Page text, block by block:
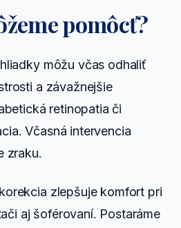
pomôcť?
môžu včas odhaliť
a závažnejšie
retinopatia či
Včasná intervencia
zraku.
zlepšuje komfort pri
aj šoférovaní. Postaráme